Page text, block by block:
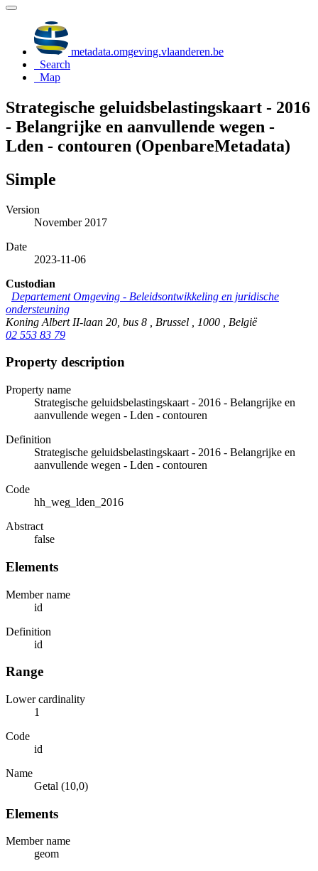
metadata.omgeving.vlaanderen.be
Search
Map
Strategische geluidsbelastingskaart - 2016
- Belangrijke en aanvullende wegen -
Lden - contouren (OpenbareMetadata)
Simple
Version
November 2017
Date
2023-11-06
Custodian
Departement Omgeving - Beleidsontwikkeling en juridische
ondersteuning
Koning Albert II-laan 20, bus 8 , Brussel , 1000 , België
02 553 83 79
Property description
Property name
Strategische geluidsbelastingskaart - 2016 - Belangrijke en
aanvullende wegen - Lden - contouren
Definition
Strategische geluidsbelastingskaart - 2016 - Belangrijke en
aanvullende wegen - Lden - contouren
Code
hh_weg_lden_2016
Abstract
false
Elements
Member name
id
Definition
id
Range
Lower cardinality
1
Code
id
Name
Getal (10,0)
Elements
Member name
geom